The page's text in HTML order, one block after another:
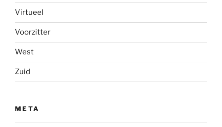
Virtueel
Voorzitter
West
Zuid
META